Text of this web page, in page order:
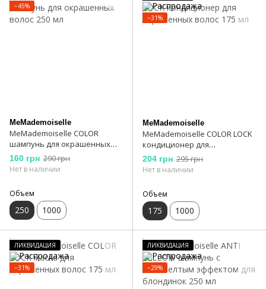
−45%
MeMademoiselle
MeMademoiselle COLOR
шампунь для окрашенных
волос 250 мл
160 грн 290 грн
Нет в наличии
Объем
250 1000
−31%
MeMademoiselle
MeMademoiselle COLOR LOCK
кондиционер для
окрашенных волос 175 мл
204 грн 295 грн
Нет в наличии
Объем
175 1000
ЛИКВИДАЦИЯ
−31%
ЛИКВИДАЦИЯ
−29%